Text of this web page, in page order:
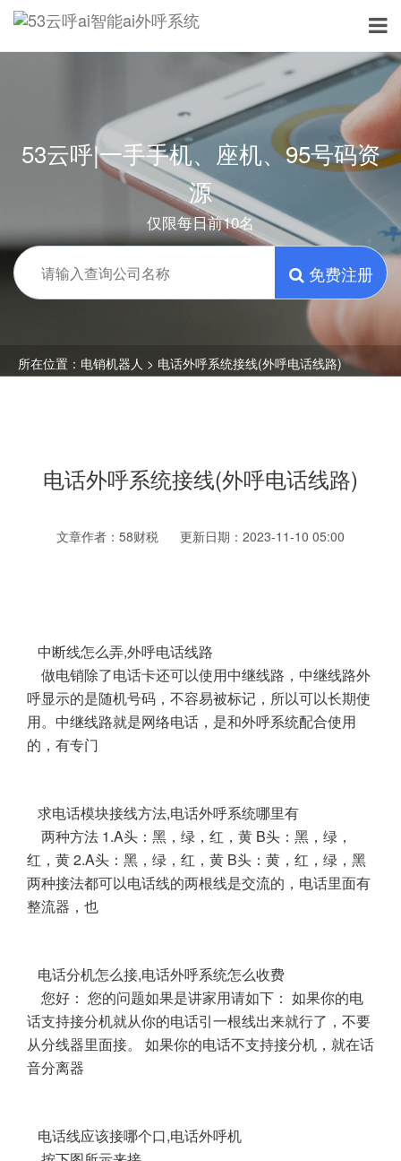
53云呼|一手手机、座机、95号码资
源
仅限每日前10名
免费注册
所在位置： 电销机器人 > 电话外呼系统接线(外呼电话线路)
电话外呼系统接线(外呼电话线路)
文章作者：58财税 更新日期：2023-11-10 05:00
中断线怎么弄,外呼电话线路
做电销除了电话卡还可以使用中继线路，中继线路外
呼显示的是随机号码，不容易被标记，所以可以长期使
用。中继线路就是网络电话，是和外呼系统配合使用
的，有专门
求电话模块接线方法,电话外呼系统哪里有
两种方法 1.A头：黑，绿，红，黄 B头：黑，绿，
红，黄 2.A头：黑，绿，红，黄 B头：黄，红，绿，黑
两种接法都可以电话线的两根线是交流的，电话里面有
整流器，也
电话分机怎么接,电话外呼系统怎么收费
您好： 您的问题如果是讲家用请如下： 如果你的电
话支持接分机就从你的电话引一根线出来就行了，不要
从分线器里面接。 如果你的电话不支持接分机，就在话
音分离器
电话线应该接哪个口,电话外呼机